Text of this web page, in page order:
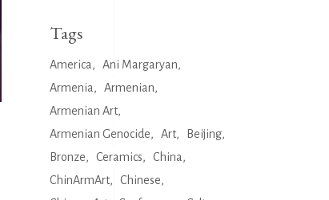
Tags
America
Ani Margaryan
Armenia
Armenian
Armenian Art
Armenian Genocide
Art
Beijing
Bronze
Ceramics
China
ChinArmArt
Chinese